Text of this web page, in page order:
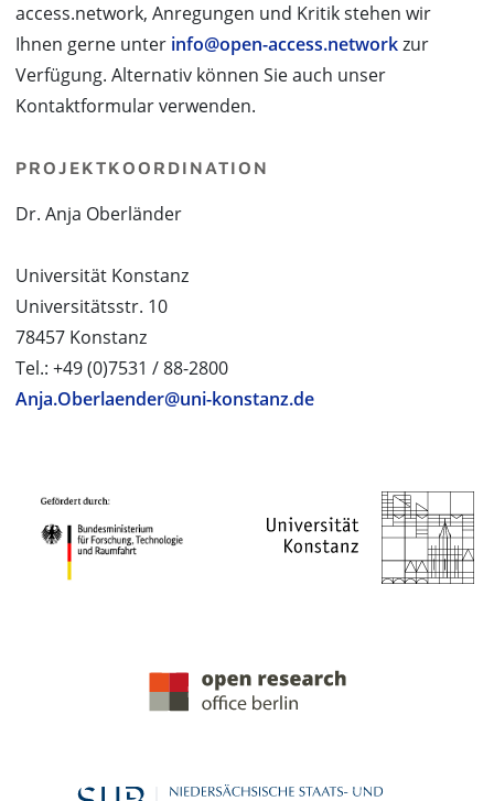
access.network, Anregungen und Kritik stehen wir
Ihnen gerne unter info@open-access.networkzur
Verfügung. Alternativ können Sie auch unser
Kontaktformular verwenden.
PROJEKTKOORDINATION
Dr. Anja Oberländer
Universität Konstanz
Universitätsstr. 10
78457 Konstanz
Tel.: +49 (0)7531 / 88-2800
Anja.Oberlaender@uni-konstanz.de